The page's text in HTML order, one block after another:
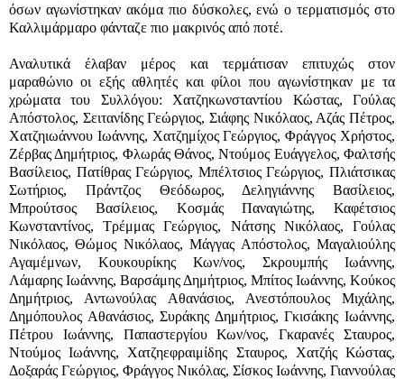
όσων αγωνίστηκαν ακόμα πιο δύσκολες, ενώ ο τερματισμός στο
Καλλιμάρμαρο φάνταζε πιο μακρινός από ποτέ.
Αναλυτικά έλαβαν μέρος και τερμάτισαν επιτυχώς στον
μαραθώνιο οι εξής αθλητές και φίλοι που αγωνίστηκαν με τα
χρώματα του Συλλόγου: Χατζηκωνσταντίου Κώστας, Γούλας
Απόστολος, Σειτανίδης Γεώργιος, Σιάφης Νικόλαος, Αζάς Πέτρος,
Χατζηιωάννου Ιωάννης, Χατζημίχος Γεώργιος, Φράγγος Χρήστος,
Ζέρβας Δημήτριος, Φλωράς Θάνος, Ντούμος Ευάγγελος, Φαλτσής
Βασίλειος, Πατίθρας Γεώργιος, Μπέλτσιος Γεώργιος, Πλιάτσικας
Σωτήριος, Πράντζος Θεόδωρος, Δεληγιάννης Βασίλειος,
Μπρούτσος Βασίλειος, Κοσμάς Παναγιώτης, Καφέτσιος
Κωνσταντίνος, Τρέμμας Γεώργιος, Νάτσης Νικόλαος, Γούλας
Νικόλαος, Θώμος Νικόλαος, Μάγγας Απόστολος, Μαγαλιούλης
Αγαμέμνων, Κουκουρίκης Κων/νος, Σκρουμπής Ιωάννης,
Λάμαρης Ιωάννης, Βαρσάμης Δημήτριος, Μπίτος Ιωάννης, Κούκος
Δημήτριος, Αντωνούλας Αθανάσιος, Ανεστόπουλος Μιχάλης,
Δημόπουλος Αθανάσιος, Συράκης Δημήτριος, Γκισάκης Ιωάννης,
Πέτρου Ιωάννης, Παπαστεργίου Κων/νος, Γκαρανές Σταυρος,
Ντούμος Ιωάννης, Χατζηεφραιμίδης Σταυρος, Χατζής Κώστας,
Δοξαράς Γεώργιος, Φράγγος Νικόλας, Σίσκος Ιωάννης, Γιαννούλας